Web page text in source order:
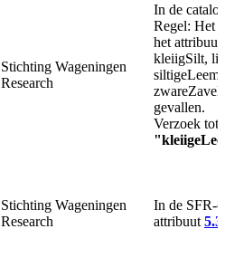
Stichting Wageningen
Research
In de
Regel: Het
het
kleiigSilt,
gevallen.
Verzoek
Stichting Wageningen
Research
In de SFR-
attribuut